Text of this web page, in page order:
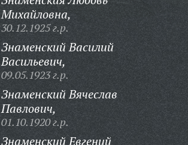
Михайловна,
30.12.1925 г.р.
Знаменский Василий
Васильевич,
09.05.1923 г.р.
Знаменский Вячеслав
Павлович,
01.10.1920 г.р.
Знаменский Евгений